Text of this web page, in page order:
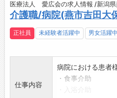
医療法人 愛広会の求人情報 /新潟県
介護職/病院(燕市吉田大
正社員 未経験者活躍中 男女活躍中
仕事内容
病院における患者
・食事介助